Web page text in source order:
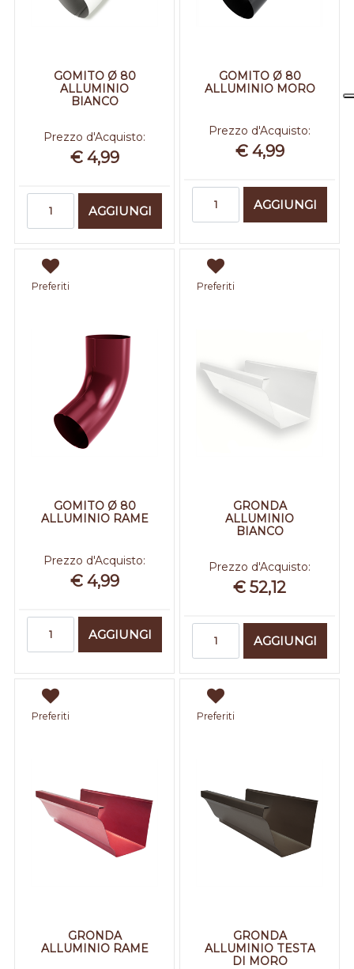
GOMITO Ø 80
ALLUMINIO
BIANCO
Prezzo d'Acquisto:
€ 4,99
AGGIUNGI
GOMITO Ø 80
ALLUMINIO MORO
Prezzo d'Acquisto:
€ 4,99
AGGIUNGI
Preferiti
GOMITO Ø 80
ALLUMINIO RAME
Prezzo d'Acquisto:
€ 4,99
AGGIUNGI
Preferiti
GRONDA
ALLUMINIO
BIANCO
Prezzo d'Acquisto:
€ 52,12
AGGIUNGI
Preferiti
GRONDA
ALLUMINIO RAME
Preferiti
GRONDA
ALLUMINIO TESTA
DI MORO